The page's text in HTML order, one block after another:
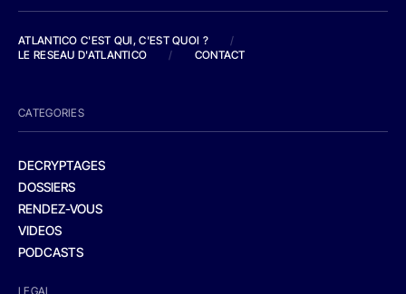
ATLANTICO C'EST QUI, C'EST QUOI ?
/
LE RESEAU D'ATLANTICO
/ CONTACT
CATEGORIES
DECRYPTAGES
DOSSIERS
RENDEZ-VOUS
VIDEOS
PODCASTS
LEGAL